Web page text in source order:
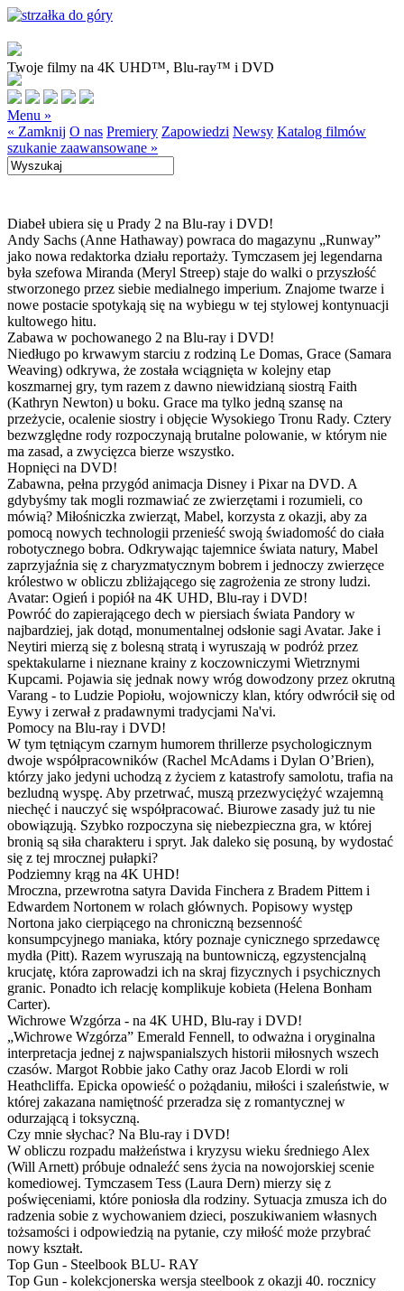
Twoje filmy na 4K UHD™, Blu-ray™ i DVD
Menu »
« Zamknij O nas Premiery Zapowiedzi Newsy Katalog filmów
szukanie zaawansowane »
Diabeł ubiera się u Prady 2 na Blu-ray i DVD!
Andy Sachs (Anne Hathaway) powraca do magazynu „Runway”
jako nowa redaktorka działu reportaży. Tymczasem jej legendarna
była szefowa Miranda (Meryl Streep) staje do walki o przyszłość
stworzonego przez siebie medialnego imperium. Znajome twarze i
nowe postacie spotykają się na wybiegu w tej stylowej kontynuacji
kultowego hitu.
Zabawa w pochowanego 2 na Blu-ray i DVD!
Niedługo po krwawym starciu z rodziną Le Domas, Grace (Samara
Weaving) odkrywa, że została wciągnięta w kolejny etap
koszmarnej gry, tym razem z dawno niewidzianą siostrą Faith
(Kathryn Newton) u boku. Grace ma tylko jedną szansę na
przeżycie, ocalenie siostry i objęcie Wysokiego Tronu Rady. Cztery
bezwzględne rody rozpoczynają brutalne polowanie, w którym nie
ma zasad, a zwycięzca bierze wszystko.
Hopnięci na DVD!
Zabawna, pełna przygód animacja Disney i Pixar na DVD. A
gdybyśmy tak mogli rozmawiać ze zwierzętami i rozumieli, co
mówią? Miłośniczka zwierząt, Mabel, korzysta z okazji, aby za
pomocą nowych technologii przenieść swoją świadomość do ciała
robotycznego bobra. Odkrywając tajemnice świata natury, Mabel
zaprzyjaźnia się z charyzmatycznym bobrem i jednoczy zwierzęce
królestwo w obliczu zbliżającego się zagrożenia ze strony ludzi.
Avatar: Ogień i popiół na 4K UHD, Blu-ray i DVD!
Powróć do zapierającego dech w piersiach świata Pandory w
najbardziej, jak dotąd, monumentalnej odsłonie sagi Avatar. Jake i
Neytiri mierzą się z bolesną stratą i wyruszają w podróż przez
spektakularne i nieznane krainy z koczowniczymi Wietrznymi
Kupcami. Pojawia się jednak nowy wróg dowodzony przez okrutną
Varang - to Ludzie Popiołu, wojowniczy klan, który odwrócił się od
Eywy i zerwał z pradawnymi tradycjami Na'vi.
Pomocy na Blu-ray i DVD!
W tym tętniącym czarnym humorem thrillerze psychologicznym
dwoje współpracowników (Rachel McAdams i Dylan O’Brien),
którzy jako jedyni uchodzą z życiem z katastrofy samolotu, trafia na
bezludną wyspę. Aby przetrwać, muszą przezwyciężyć wzajemną
niechęć i nauczyć się współpracować. Biurowe zasady już tu nie
obowiązują. Szybko rozpoczyna się niebezpieczna gra, w której
bronią są siła charakteru i spryt. Jak daleko się posuną, by wydostać
się z tej mrocznej pułapki?
Podziemny krąg na 4K UHD!
Mroczna, przewrotna satyra Davida Finchera z Bradem Pittem i
Edwardem Nortonem w rolach głównych. Popisowy występ
Nortona jako cierpiącego na chroniczną bezsenność
konsumpcyjnego maniaka, który poznaje cynicznego sprzedawcę
mydła (Pitt). Razem wyruszają na buntowniczą, egzystencjalną
krucjatę, która zaprowadzi ich na skraj fizycznych i psychicznych
granic. Ponadto ich relację komplikuje kobieta (Helena Bonham
Carter).
Wichrowe Wzgórza - na 4K UHD, Blu-ray i DVD!
„Wichrowe Wzgórza” Emerald Fennell, to odważna i oryginalna
interpretacja jednej z najwspanialszych historii miłosnych wszech
czasów. Margot Robbie jako Cathy oraz Jacob Elordi w roli
Heathcliffa. Epicka opowieść o pożądaniu, miłości i szaleństwie, w
której zakazana namiętność przeradza się z romantycznej w
odurzającą i toksyczną.
Czy mnie słychac? Na Blu-ray i DVD!
W obliczu rozpadu małżeństwa i kryzysu wieku średniego Alex
(Will Arnett) próbuje odnaleźć sens życia na nowojorskiej scenie
komediowej. Tymczasem Tess (Laura Dern) mierzy się z
poświęceniami, które poniosła dla rodziny. Sytuacja zmusza ich do
radzenia sobie z wychowaniem dzieci, poszukiwaniem własnych
tożsamości i odpowiedzią na pytanie, czy miłość może przybrać
nowy kształt.
Top Gun - Steelbook BLU- RAY
Top Gun - kolekcjonerska wersja steelbook z okazji 40. rocznicy